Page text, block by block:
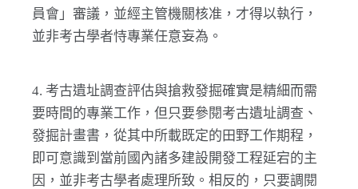
員會」審議，並經主管機關核准，才得以執行，
並非考古學者恃專業任意妄為。
4. 考古遺址調查評估與搶救發掘確實是精細而需
要時間的專業工作，但只要參閱考古遺址調查、
發掘計畫書，從其中所載既定的田野工作期程，
即可意識到當前國內諸多建設開發工程延宕的主
因，並非考古學者處理所致。相反的，只要調閱